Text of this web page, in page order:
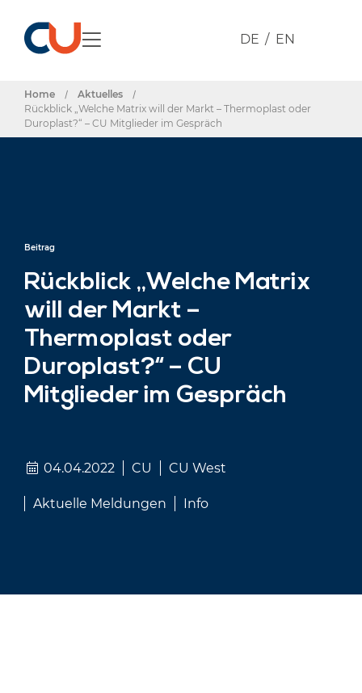
DE EN
Home / Aktuelles
/
Rückblick „Welche Matrix will der Markt – Thermoplast oder
Duroplast?“ – CU Mitglieder im Gespräch
Beitrag
Rückblick „Welche Matrix
will der Markt –
Thermoplast oder
Duroplast?“ – CU
Mitglieder im Gespräch
04.04.2022 CU CU West
Aktuelle Meldungen Info